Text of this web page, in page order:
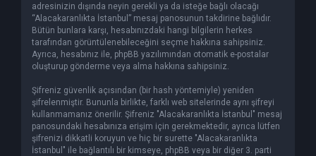
adresinizin dışında neyin gerekli ya da isteğe bağlı olacağı
“Alacakaranlıkta İstanbul” mesaj panosunun takdirine bağlıdır.
Bütün bunlara karşı, hesabınızdaki hangi bilgilerin herkes
tarafından görüntülenebileceğini seçme hakkına sahipsiniz.
Ayrıca, hesabınız ile, phpBB yazılımından otomatik e-postalar
oluşturup gönderme veya alma hakkına sahipsiniz.
Şifreniz güvenlik açısından (bir hash yöntemiyle) yeniden
şifrelenmiştir. Bununla birlikte, farklı web sitelerinde aynı şifreyi
kullanmamanız önerilir. Şifreniz "Alacakaranlıkta İstanbul" mesaj
panosundaki hesabınıza erişim için gerekmektedir, ayrıca lütfen
şifrenizi dikkatli koruyun ve hiç bir surette "Alacakaranlıkta
İstanbul" ile bağlantılı bir kimseye, phpBB veya bir diğer 3. parti